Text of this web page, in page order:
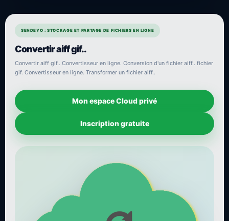
SENDEYO : STOCKAGE ET PARTAGE DE FICHIERS EN LIGNE
Convertir aiff gif..
Convertir aiff gif.. Convertisseur en ligne. Conversion d'un fichier aiff.. fichier
gif. Convertisseur en ligne. Transformer un fichier aiff..
Mon espace Cloud privé
Inscription gratuite